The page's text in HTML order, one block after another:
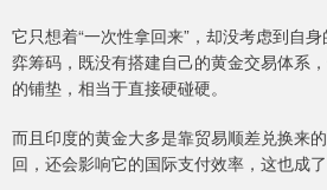
它只想着“一次性拿回来”，却没考虑到自
弈筹码，既没有搭建自己的黄金交易体系
的铺垫，相当于直接硬碰硬。
而且印度的黄金大多是靠贸易顺差兑换来
回，还会影响它的国际支付效率，这也成